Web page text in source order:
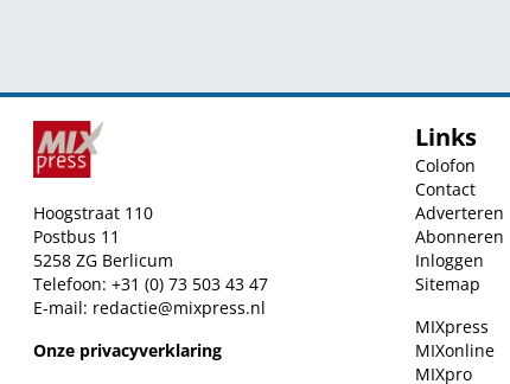
Hoogstraat 110
Postbus 11
5258 ZG Berlicum
Telefoon: +31 (0) 73 503 43 47
E-mail: redactie@mixpress.nl
Onze privacyverklaring
Links
Colofon
Contact
Adverteren
Abonneren
Inloggen
Sitemap
MIXpress
MIXonline
MIXpro